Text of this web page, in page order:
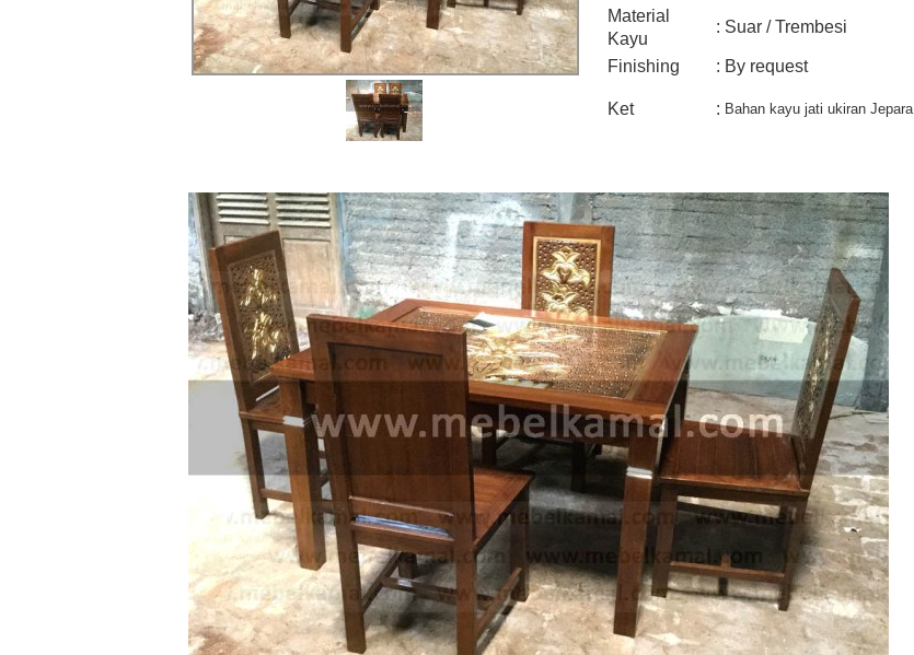
Material
Kayu
: Suar / Trembesi
Finishing : By request
Ket : Bahan kayu jati ukiran Jepara